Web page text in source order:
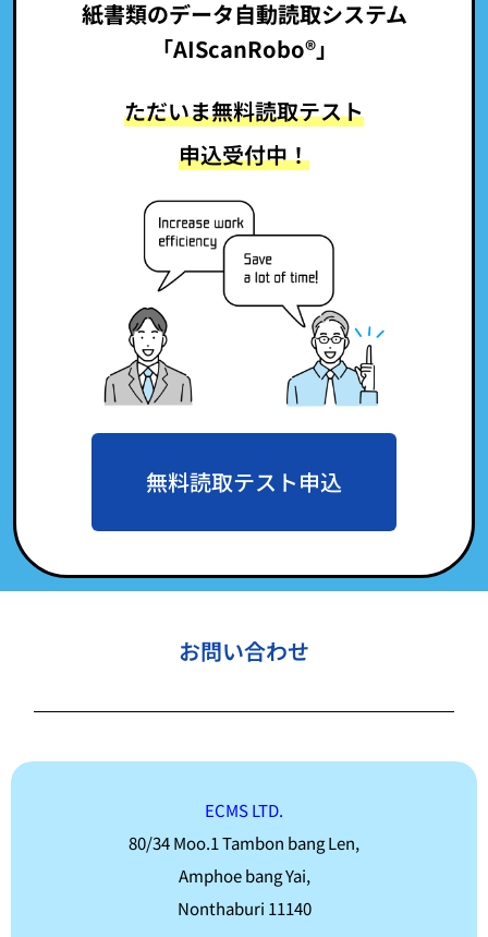
紙書類のデータ自動読取システム
「AIScanRobo®」
ただいま無料読取テスト
申込受付中！
無料読取テスト申込
お問い合わせ
ECMS LTD.
80/34 Moo.1 Tambon bang Len,
Amphoe bang Yai,
Nonthaburi 11140